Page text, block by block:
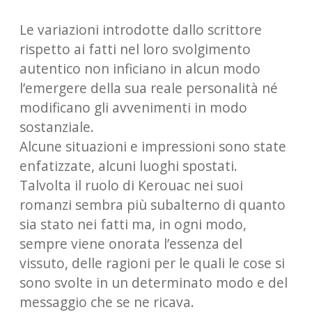
Le variazioni introdotte dallo scrittore
rispetto ai fatti nel loro svolgimento
autentico non inficiano in alcun modo
l’emergere della sua reale personalità né
modificano gli avvenimenti in modo
sostanziale.
Alcune situazioni e impressioni sono state
enfatizzate, alcuni luoghi spostati.
Talvolta il ruolo di Kerouac nei suoi
romanzi sembra più subalterno di quanto
sia stato nei fatti ma, in ogni modo,
sempre viene onorata l’essenza del
vissuto, delle ragioni per le quali le cose si
sono svolte in un determinato modo e del
messaggio che se ne ricava.